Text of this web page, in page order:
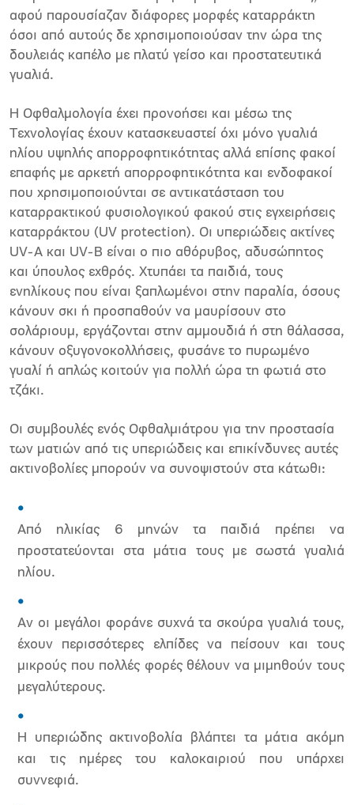
αφού παρουσίαζαν διάφορες μορφές καταρράκτη
όσοι από αυτούς δε χρησιμοποιούσαν την ώρα της
δουλειάς καπέλο με πλατύ γείσο και προστατευτικά
γυαλιά.
Η Οφθαλμολογία έχει προνοήσει και μέσω της
Τεχνολογίας έχουν κατασκευαστεί όχι μόνο γυαλιά
ηλίου υψηλής απορροφητικότητας αλλά επίσης φακοί
επαφής με αρκετή απορροφητικότητα και ενδοφακοί
που χρησιμοποιούνται σε αντικατάσταση του
καταρρακτικού φυσιολογικού φακού στις εγχειρήσεις
καταρράκτου (UV protection). Οι υπεριώδεις ακτίνες
UV-Α και UV-B είναι ο πιο αθόρυβος, αδυσώπητος
και ύπουλος εχθρός. Χτυπάει τα παιδιά, τους
ενηλίκους που είναι ξαπλωμένοι στην παραλία, όσους
κάνουν σκι ή προσπαθούν να μαυρίσουν στο
σολάριουμ, εργάζονται στην αμμουδιά ή στη θάλασσα,
κάνουν οξυγονοκολλήσεις, φυσάνε το πυρωμένο
γυαλί ή απλώς κοιτούν για πολλή ώρα τη φωτιά στο
τζάκι.
Οι συμβουλές ενός Οφθαλμιάτρου για την προστασία
των ματιών από τις υπεριώδεις και επικίνδυνες αυτές
ακτινοβολίες μπορούν να συνοψιστούν στα κάτωθι:
Από ηλικίας 6 μηνών τα παιδιά πρέπει να
προστατεύονται στα μάτια τους με σωστά γυαλιά
ηλίου.
Αν οι μεγάλοι φοράνε συχνά τα σκούρα γυαλιά τους,
έχουν περισσότερες ελπίδες να πείσουν και τους
μικρούς που πολλές φορές θέλουν να μιμηθούν τους
μεγαλύτερους.
Η υπεριώδης ακτινοβολία βλάπτει τα μάτια ακόμη
και τις ημέρες του καλοκαιριού που υπάρχει
συννεφιά.